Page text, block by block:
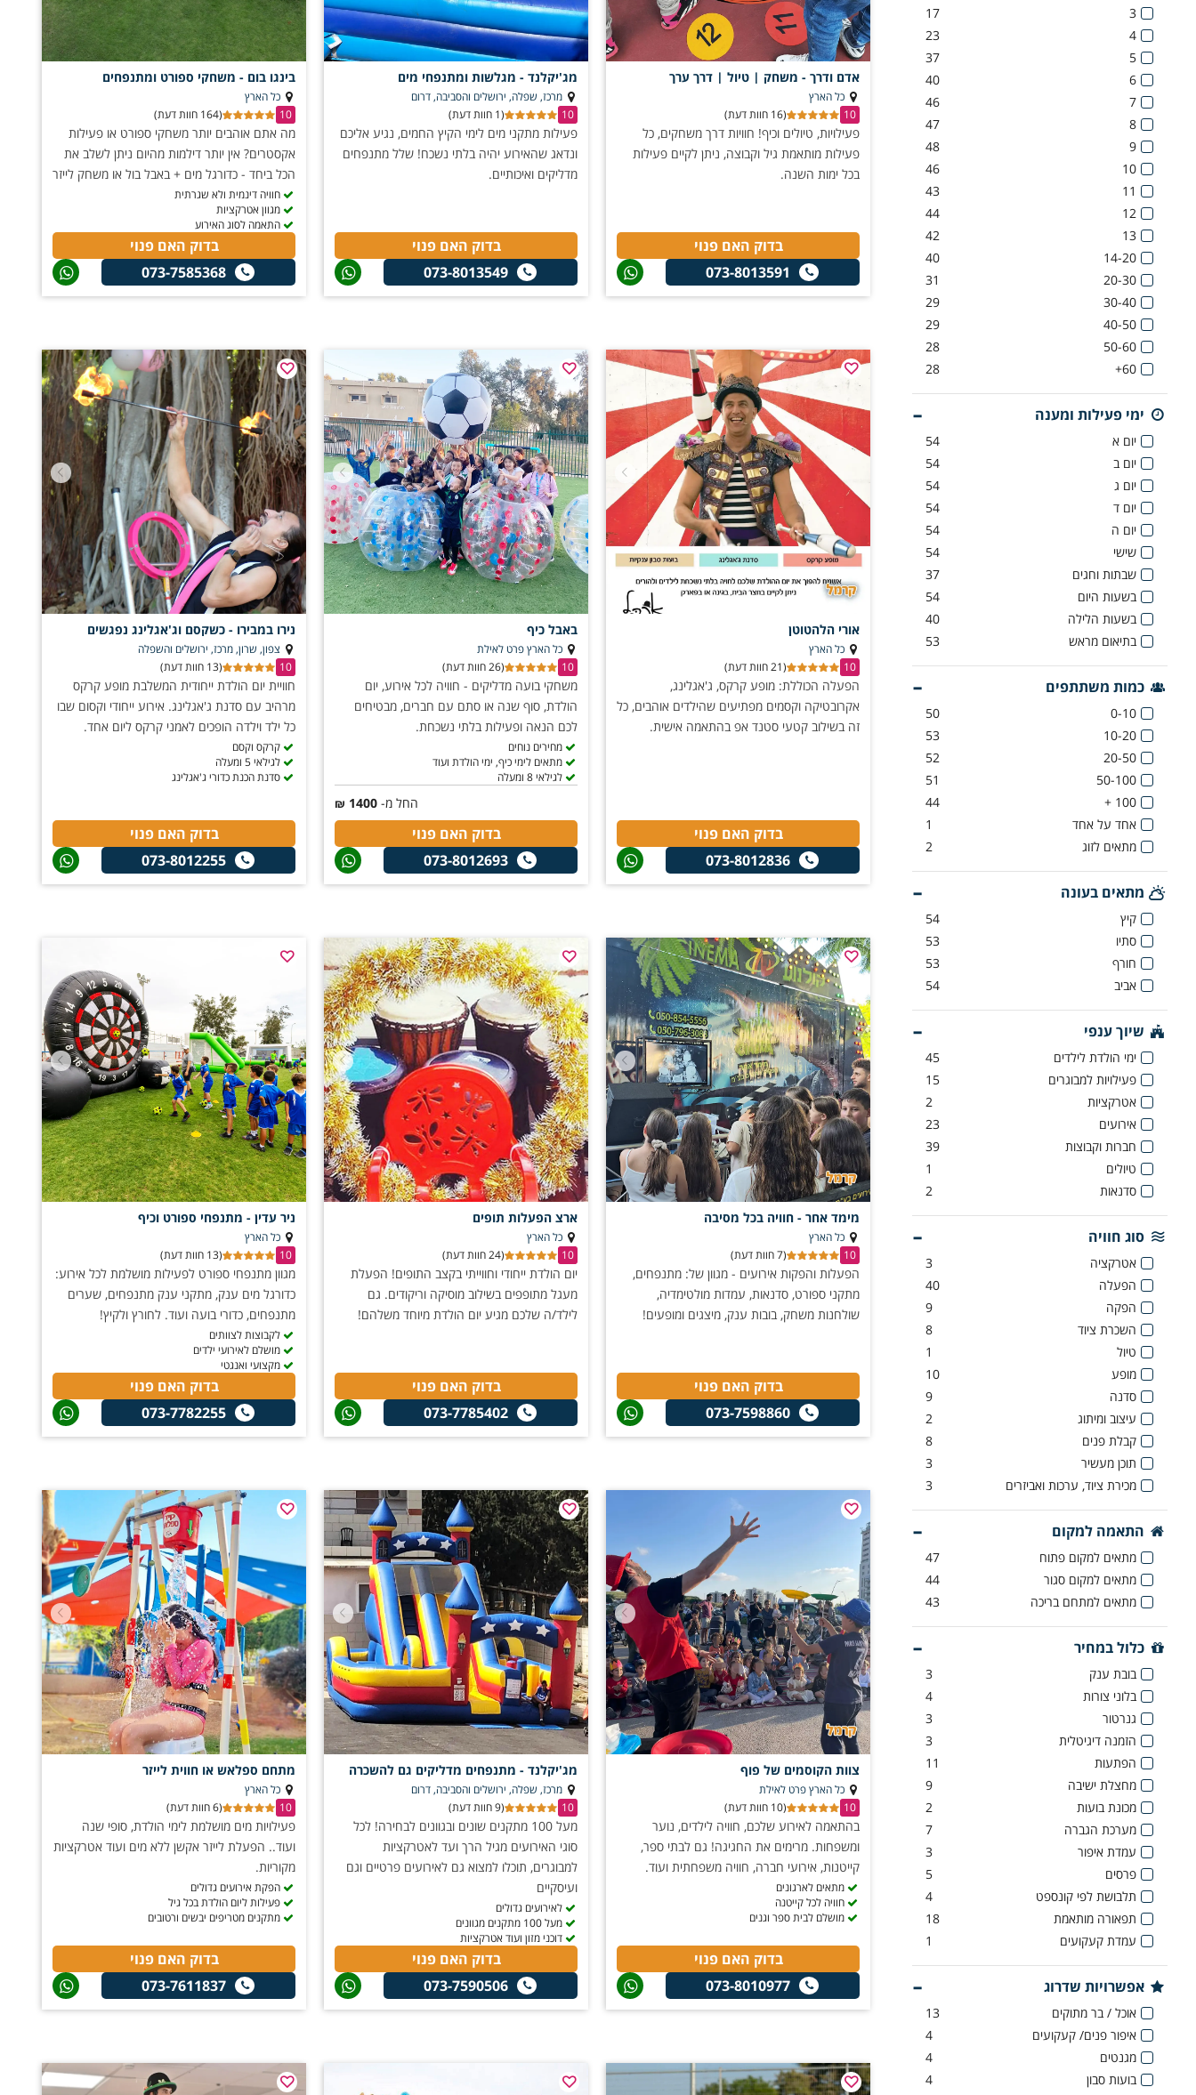
אדם ודרך - משחק | טיול | דרך ערך
כל הארץ
10
(16 חוות דעת)
פעילויות, טיולים וכיף! חוויות דרך משחקים, כל
פעילות מותאמת גיל וקבוצה, ניתן לקיים פעילות
בכל ימות השנה.
בדוק האם פנוי
073-8013591
מג'יקלנד - מגלשות ומתנפחי מים
מרכז, שפלה, ירושלים והסביבה, דרום
10
(1 חוות דעת)
פעילות מתקני מים לימי הקיץ החמים, נגיע אליכם
ונדאג שהאירוע יהיה בלתי נשכח! שלל מתנפחים
מדליקים ואיכותיים.
בדוק האם פנוי
073-8013549
בינגו בום - משחקי ספורט ומתנפחים
כל הארץ
10
(164 חוות דעת)
מה אתם אוהבים יותר משחקי ספורט או פעילות
אקסטרים? אין יותר דילמות מהיום ניתן לשלב את
הכל ביחד - כדורגל מים + באבל בול או משחק לייזר
חוויה דינמית ולא שגרתית
מגוון אטרקציות
התאמה לסוג האירוע
בדוק האם פנוי
073-7585368
אורי הלהטוטן
כל הארץ
10
(21 חוות דעת)
הפעלה הכוללת: מופע קרקס, ג'אגלינג,
אקרובטיקה וקסמים מפתיעים שהילדים אוהבים, כל
זה בשילוב קטעי סטנד אפ בהתאמה אישית.
בדוק האם פנוי
073-8012836
באבל כיף
כל הארץ פרט לאילת
10
(26 חוות דעת)
משחקי בועה מדליקים - חוויה לכל אירוע, יום
הולדת, סוף שנה או סתם עם חברים, מבטיחים
לכם הנאה ופעילות בלתי נשכחת.
מחירים נוחים
מתאים לימי כיף, ימי הולדת ועוד
לגילאי 8 ומעלה
החל מ- 1400
₪
בדוק האם פנוי
073-8012693
נירו במבירו - כשקסם וג'אגלינג נפגשים
צפון, שרון, מרכז, ירושלים והשפלה
10
(13 חוות דעת)
חוויית יום הולדת ייחודית המשלבת מופע קרקס
מרהיב עם סדנת ג'אגלינג. אירוע ייחודי וקסום שבו
כל ילד וילדה הופכים לאמני קרקס ליום אחד.
קרקס וקסם
לגילאי 5 ומעלה
סדנת הכנת כדורי ג'אגלינג
בדוק האם פנוי
073-8012255
מימד אחר - חוויה בכל מסיבה
כל הארץ
10
(7 חוות דעת)
הפעלות והפקות אירועים - מגוון של: מתנפחים,
מתקני ספורט, סדנאות, עמדות מולטימדיה,
שולחנות משחק, בובות ענק, מיצגים ומופעים!
בדוק האם פנוי
073-7598860
ארצ הפעלות תופים
כל הארץ
10
(24 חוות דעת)
יום הולדת ייחודי וחווייתי בקצב התופים! הפעלת
מעגל מתופפים בשילוב מוסיקה וריקודים. גם
לילד/ה שלכם מגיע יום הולדת מיוחד משלהם!
בדוק האם פנוי
073-7785402
ניר עדין - מתנפחי ספורט וכיף
כל הארץ
10
(13 חוות דעת)
מגוון מתנפחי ספורט לפעילות מושלמת לכל אירוע:
כדורגל מים ענק, מתקני ענק מתנפחים, שערים
מתנפחים, כדורי בועה ועוד. לחורץ ולקיץ!
לקבוצות לצוותים
מושלם לאירועי ילדים
מקצועי ואנגטי
בדוק האם פנוי
073-7782255
צוות הקוסמים של פוף
כל הארץ פרט לאילת
10
(10 חוות דעת)
בהתאמה לאירוע שלכם, חוויה לילדים, נוער
ומשפחות. מרימים את החגיגה! גם לבתי ספר,
קייטנות, אירועי חברה, חוויה משפחתית ועוד.
מתאים לארגונים
חוויה לכל קייטנה
מושלם לבית ספר וגנים
בדוק האם פנוי
073-8010977
מג'יקלנד - מתנפחים מדליקים גם להשכרה
מרכז, שפלה, ירושלים והסביבה, דרום
10
(9 חוות דעת)
מעל 100 מתקנים שונים ובגוונים לבחירה! לכל
סוגי האירועים מגיל הרך ועד לאטרקציות
למבוגרים, תוכלו למצוא גם לאירועים פרטיים וגם
ועיסקיים
לאירועים גדולים
מעל 100 מתקנים מגוונים
דוכני מזון ועוד אטרקציות
בדוק האם פנוי
073-7590506
מתחם ספלאש או חווית לייזר
כל הארץ
10
(6 חוות דעת)
פעילויות מים מושלמת לימי הולדת, סופי שנה
ועוד.. הפעלת לייזר אקשן ללא מים ועוד אטרקציות
מקוריות.
הפקת אירועים גדולים
פעילות ליום הולדת בכל גיל
מתקנים מטריפים יבשים ורטובים
בדוק האם פנוי
073-7611837
3
17
4
23
5
37
6
40
7
46
8
47
9
48
10
46
11
43
12
44
13
42
14-20
40
20-30
31
30-40
29
40-50
29
50-60
28
60+
28
ימי פעילות ומענה
יום א
54
יום ב
54
יום ג
54
יום ד
54
יום ה
54
שישי
54
שבתות וחגים
37
בשעות היום
54
בשעות הלילה
40
בתיאום מראש
53
כמות משתתפים
0-10
50
10-20
53
20-50
52
50-100
51
100 +
44
אחד על אחד
1
מתאים לזוג
2
מתאים בעונה
קיץ
54
סתיו
53
חורף
53
אביב
54
שיוך ענפי
ימי הולדת לילדים
45
פעילויות למבוגרים
15
אטרקציות
2
אירועים
23
חברות וקבוצות
39
טיולים
1
סדנאות
2
סוג חוויה
אטרקציה
3
הפעלה
40
הפקה
9
השכרת ציוד
8
טיול
1
מופע
10
סדנה
9
עיצוב ומיתוג
2
קבלת פנים
8
תוכן מעשיר
3
מכירת ציוד, ערכות ואביזרים
3
התאמה למקום
מתאים למקום פתוח
47
מתאים למקום סגור
44
מתאים למתחם בריכה
43
כלול במחיר
בובת ענק
3
בלוני צורות
4
גנרטור
3
הזמנה דיגיטלית
3
הפתעות
11
מחצלת ישיבה
9
מכונת בועות
2
מערכת הגברה
7
עמדת איפור
3
פרסים
5
תלבושת לפי קונספט
4
תפאורה מותאמת
18
עמדת קעקועים
1
אפשרויות שדרוג
אוכל / בר מתוקים
13
איפור פנים/ קעקועים
4
מגנטים
4
בועות סבון
4